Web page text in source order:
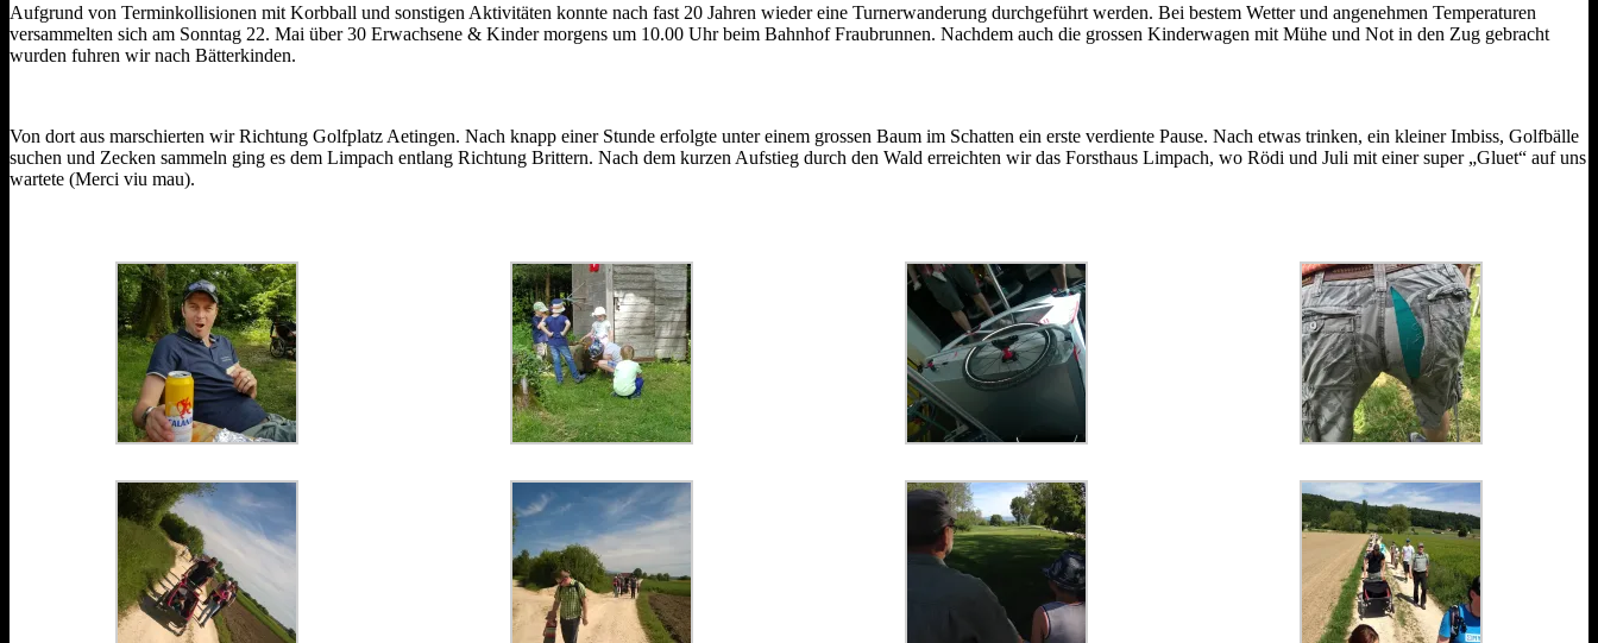
Aufgrund von Terminkollisionen mit Korbball und sonstigen Aktivitäten konnte nach fast 20 Jahren wieder eine Turnerwanderung durchgeführt werden. Bei bestem Wetter und angenehmen Temperaturen
versammelten sich am Sonntag 22. Mai über 30 Erwachsene & Kinder morgens um 10.00 Uhr beim Bahnhof Fraubrunnen. Nachdem auch die grossen Kinderwagen mit Mühe und Not in den Zug gebracht
wurden fuhren wir nach Bätterkinden.
Von dort aus marschierten wir Richtung Golfplatz Aetingen. Nach knapp einer Stunde erfolgte unter einem grossen Baum im Schatten ein erste verdiente Pause. Nach etwas trinken, ein kleiner Imbiss, Golfbälle
suchen und Zecken sammeln ging es dem Limpach entlang Richtung Brittern. Nach dem kurzen Aufstieg durch den Wald erreichten wir das Forsthaus Limpach, wo Rödi und Juli mit einer super „Gluet“ auf uns
wartete (Merci viu mau).